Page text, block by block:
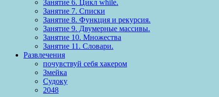
Занятие 6. Цикл while.
Занятие 7. Списки
Занятие 8. Функция и рекурсия.
Занятие 9. Двумерные массивы.
Занятие 10. Множества
Занятие 11. Словари.
Развлечения
почувствуй себя хакером
Змейка
Судоку
2048